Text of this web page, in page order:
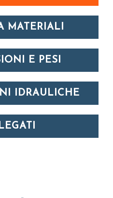
MATERIALI
E PESI
IDRAULICHE